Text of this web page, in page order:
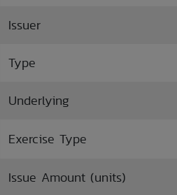
Issuer
Type
Underlying
Exercise Type
Issue Amount (units)